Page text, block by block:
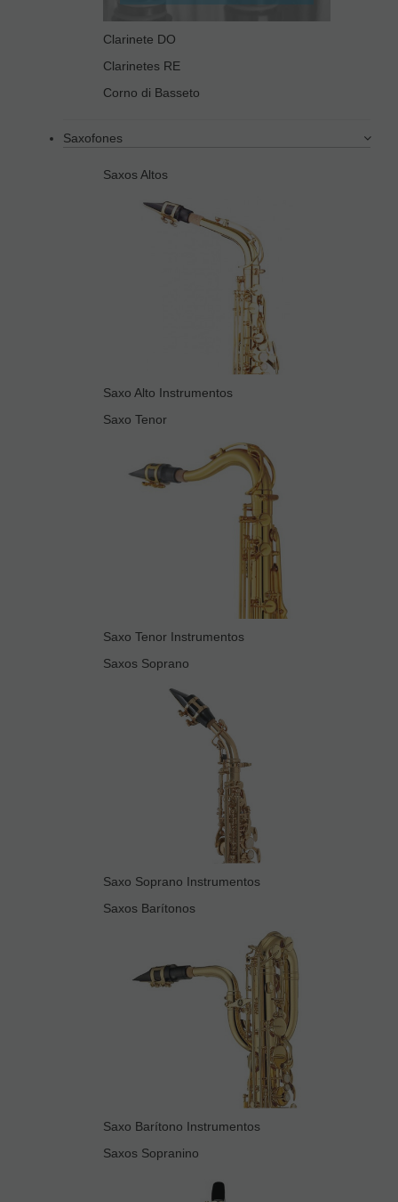
Clarinete DO
Clarinetes RE
Corno di Basseto
Saxofones
Saxos Altos
Saxo Alto Instrumentos
Saxo Tenor
Saxo Tenor Instrumentos
Saxos Soprano
Saxo Soprano Instrumentos
Saxos Barítonos
Saxo Barítono Instrumentos
Saxos Sopranino